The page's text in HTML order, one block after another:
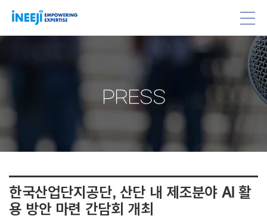
PRESS
한국산업단지공단, 산단 내 제조분야 AI 활
용 방안 마련 간담회 개최